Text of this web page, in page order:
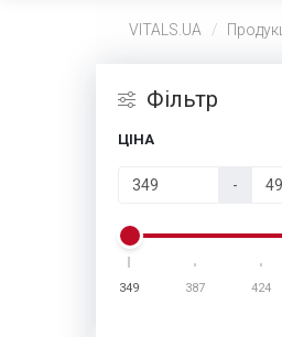
VITALS.UA
Фiльтр
ЦІНА
-
349 387 424